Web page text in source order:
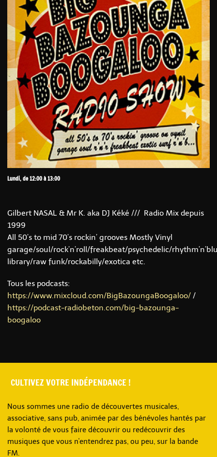
Lundi, de 12:00 à 13:00
Gilbert NASAL & Mr K. aka DJ Kéké /// Radio Mix depuis
1999
All 50’s to mid 70’s rockin’ grooves Mostly Vinyl
garage/soul/rock’n’roll/freakbeat/psychedelic/
library/raw funk/rockabilly/exotica etc.
Tous les podcasts:
https://www.mixcloud.com/BigBazoungaBoogaloo/ /
https://podcast-radiobeton.com/big-bazounga-
boogaloo
CULTIVEZ VOTRE INDÉPENDANCE !
Nous sommes une radio de découvertes musicales,
associative, sans pub, animée par des bénévoles hantés par
la volonté de vous faire découvrir ou redécouvrir des
musiques que vous n'entendrez pas, ou peu, sur la bande
FM.